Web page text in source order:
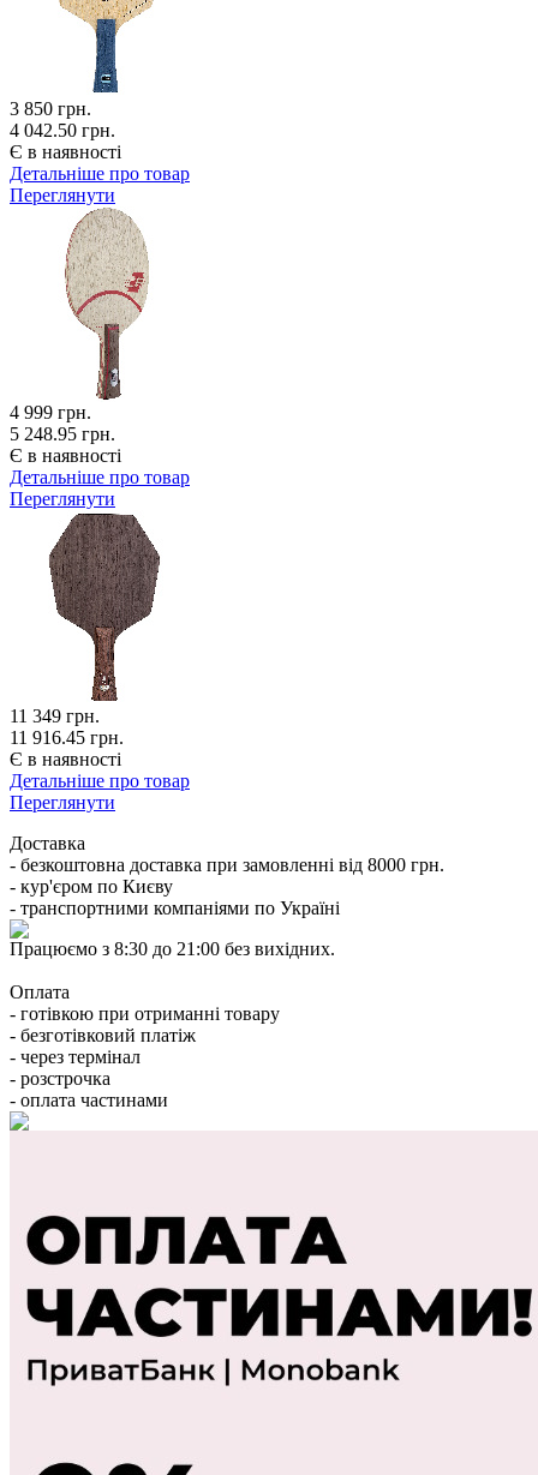
3 850 грн.
4 042.50 грн.
Є в наявності
Детальніше про товар
Переглянути
4 999 грн.
5 248.95 грн.
Є в наявності
Детальніше про товар
Переглянути
11 349 грн.
11 916.45 грн.
Є в наявності
Детальніше про товар
Переглянути
Доставка
- безкоштовна доставка при замовленні від 8000 грн.
- кур'єром по Києву
- транспортними компаніями по Україні
Працюємо з 8:30 до 21:00 без вихідних.
Оплата
- готівкою при отриманні товару
- безготівковий платіж
- через термінал
- розстрочка
- оплата частинами